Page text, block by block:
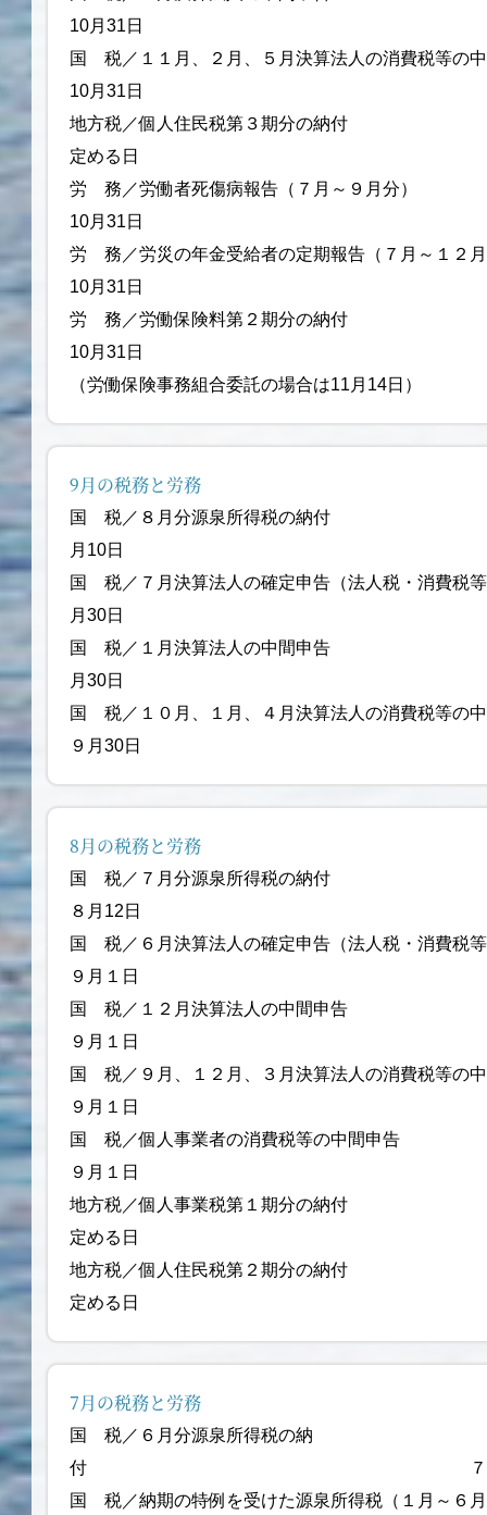
10月31日
国 税／１１月、２月、５月決算法人の消費税等
10月31日
地方税／個人住民税第３期分の納
定める日
労 務／労働者死傷病報告（
10月31日
労 務／労災の年金受給者の定期報告（
10月31日
労 務／労働保険料第
10月31日
（労働保険事務組合委託の場合は11月14日）
9月の税務と労務
国 税／８月分源泉所
月10日
国 税／７月決算法人の確定申告（法
月30日
国 税／１月決算法人
月30日
国 税／１０月、１月、４月決算法人の消費税等の
９月30日
8月の税務と労務
国 税／７月分源泉所
８月12日
国 税／６月決算法人の確定申告（法人税・消費税
９月１日
国 税／１２月決算法
９月１日
国 税／９月、１２月、３月決算法人の消費税等
９月１日
国 税／個人事業者の消費
９月１日
地方税／個人事業税第１期分の納
定める日
地方税／個人住民税第２期分の納
定める日
7月の税務と労務
国 税／６月分源泉所得税の納
付 ７月10
国 税／納期の特例を受けた源泉所得税（１月～６